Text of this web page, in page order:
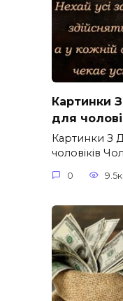
Картинки
для
Картинки З
чоловіків​
0 9.5к.